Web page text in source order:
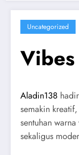
Uncategorized
Aladin138
semakin
sentuhan
sekaligus